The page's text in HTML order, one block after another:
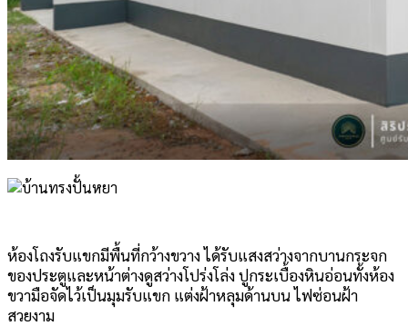
ห้องโถงรับแขกมีพื้นที่กว้างขวาง ได้รับแสงสว่างจากบานกระจก
ของประตูและหน้าต่างดูสว่างโปร่งโล่ง ปูกระเบื้องหินอ่อนทั้งห้อง
ขวามือจัดไว้เป็นมุมรับแขก แต่งฝ้าหลุมด้านบน ไฟซ่อนฝ้า
สวยงาม